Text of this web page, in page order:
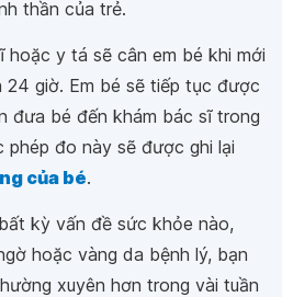
thần của trẻ.
hoặc y tá sẽ cân em bé khi mới
24 giờ. Em bé sẽ tiếp tục được
đưa bé đến khám bác sĩ trong
phép đo này sẽ được ghi lại
của bé.
kỳ vấn đề sức khỏe nào,
hoặc vàng da bệnh lý, bạn
xuyên hơn trong vài tuần